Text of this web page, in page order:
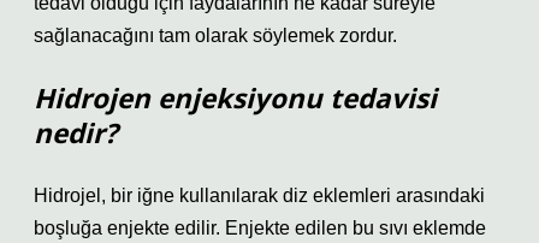
sağlanacağını tam olarak söylemek zordur.
Hidrojen enjeksiyonu tedavisi
nedir?
Hidrojel, bir iğne kullanılarak diz eklemleri arasındaki
boşluğa enjekte edilir. Enjekte edilen bu sıvı eklemde